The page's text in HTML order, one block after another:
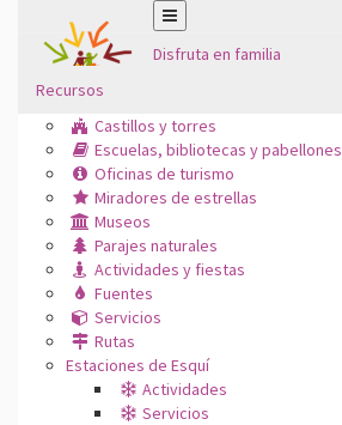
Disfruta en familia
Recursos
Castillos y torres
Escuelas, bibliotecas y pabellones
Oficinas de turismo
Miradores de estrellas
Museos
Parajes naturales
Actividades y fiestas
Fuentes
Servicios
Rutas
Estaciones de Esquí
Actividades
Servicios